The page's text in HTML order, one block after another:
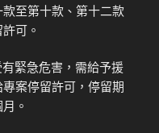
至第十款、第十二款
可。
緊急危害，需給予援
案停留許可，停留期
。